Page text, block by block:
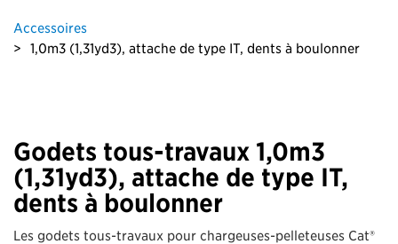
Accessoires
1,0m3 (1,31yd3), attache de type IT, dents à boulonner
Godets tous-travaux 1,0m3
(1,31yd3), attache de type IT,
dents à boulonner
Les godets tous-travaux pour chargeuses-pelleteuses Cat®